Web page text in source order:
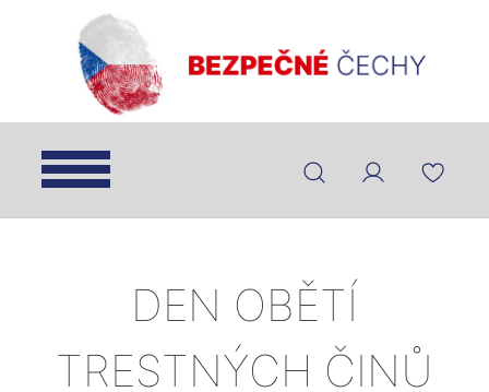
DEN OBĚTÍ
TRESTNÝCH ČINŮ